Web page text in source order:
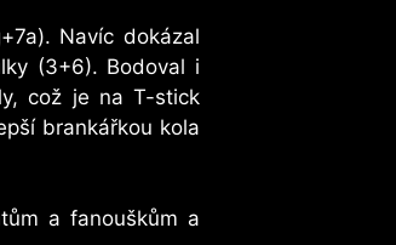
Navíc dokázal
(3+6). Bodoval i
což je na T-stick
brankářkou kola
a fanouškům a